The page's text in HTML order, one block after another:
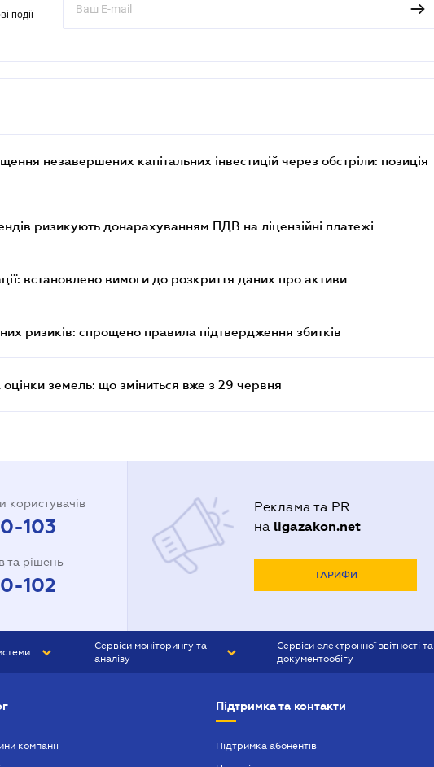
події
незавершених капітальних інвестицій через обстріли: позиція
ризикують донарахуванням ПДВ на ліцензійні платежі
встановлено вимоги до розкриття даних про активи
ризиків: спрощено правила підтвердження збитків
земель: що зміниться вже з 29 червня
користувачів
103
та рішень
102
Реклама та PR
на ligazakon.net
ТАРИФИ
Сервіси моніторингу та
аналізу
Сервіси електронної звітності та
документообігу
компанії
Підтримка та контакти
Підтримка абонентів